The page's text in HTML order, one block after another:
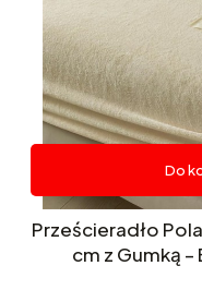
Do
Prześcieradło
cm z Gumką